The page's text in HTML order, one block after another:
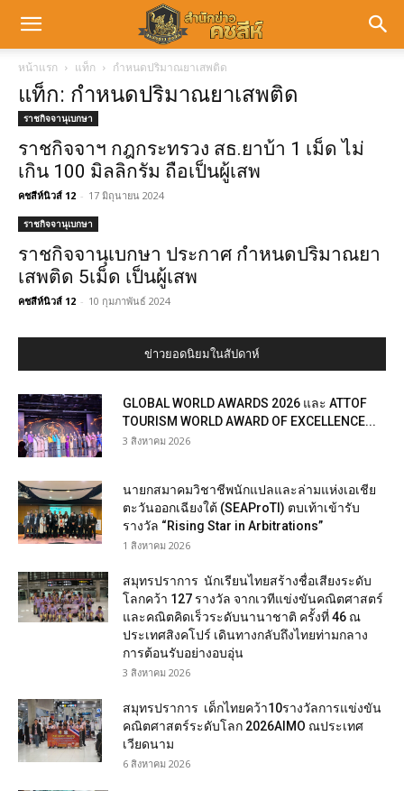
หน้าแรก แท็ก กำหนดปริมาณยาเสพติด
แท็ก: กำหนดปริมาณยาเสพติด
ราชกิจจานุเบกษา
ราชกิจจาฯ กฎกระทรวง สธ.ยาบ้า 1 เม็ด ไม่
เกิน 100 มิลลิกรัม ถือเป็นผู้เสพ
คชสีห์นิวส์ 12 - 17 มิถุนายน 2024
ราชกิจจานุเบกษา
ราชกิจจานุเบกษา ประกาศ กำหนดปริมาณยา
เสพติด 5เม็ด เป็นผู้เสพ
คชสีห์นิวส์ 12 - 10 กุมภาพันธ์ 2024
ข่าวยอดนิยมในสัปดาห์
GLOBAL WORLD AWARDS 2026 และ ATTOF
TOURISM WORLD AWARD OF EXCELLENCE...
3 สิงหาคม 2026
นายกสมาคมวิชาชีพนักแปลและล่ามแห่งเอเชีย
ตะวันออกเฉียงใต้ (SEAProTI) ตบเท้าเข้ารับ
รางวัล “Rising Star in Arbitrations”
1 สิงหาคม 2026
สมุทรปราการ นักเรียนไทยสร้างชื่อเสียงระดับ
โลกคว้า 127 รางวัล จากเวทีแข่งขันคณิตศาสตร์
และคณิตคิดเร็วระดับนานาชาติ ครั้งที่ 46 ณ
ประเทศสิงคโปร์ เดินทางกลับถึงไทยท่ามกลาง
การต้อนรับอย่างอบอุ่น
3 สิงหาคม 2026
สมุทรปราการ เด็กไทยคว้า10รางวัลการแข่งขัน
คณิตศาสตร์ระดับโลก 2026AIMO ณประเทศ
เวียดนาม
6 สิงหาคม 2026